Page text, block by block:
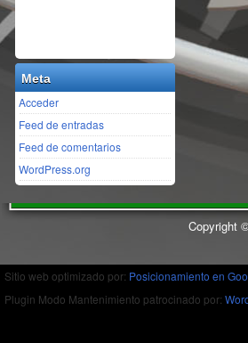
Meta
Acceder
Feed de entradas
Feed de comentarios
WordPress.org
Copyright
Sitio web optimizado por: Posicionamiento en
Plugin Modo Mantenimiento patrocinado por: